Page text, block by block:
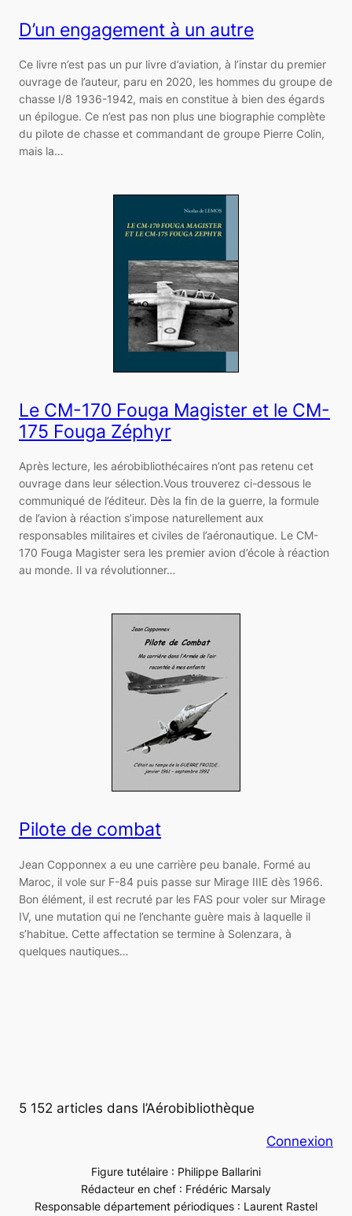
D’un engagement à un autre
Ce livre n’est pas un pur livre d’aviation, à l’instar du premier
ouvrage de l’auteur, paru en 2020, les hommes du groupe de
chasse I/8 1936-1942, mais en constitue à bien des égards
un épilogue. Ce n’est pas non plus une biographie complète
du pilote de chasse et commandant de groupe Pierre Colin,
mais la…
Le CM-170 Fouga Magister et le CM-
175 Fouga Zéphyr
Après lecture, les aérobibliothécaires n’ont pas retenu cet
ouvrage dans leur sélection.Vous trouverez ci-dessous le
communiqué de l’éditeur. Dès la fin de la guerre, la formule
de l’avion à réaction s’impose naturellement aux
responsables militaires et civiles de l’aéronautique. Le CM-
170 Fouga Magister sera les premier avion d’école à réaction
au monde. Il va révolutionner…
Pilote de combat
Jean Copponnex a eu une carrière peu banale. Formé au
Maroc, il vole sur F-84 puis passe sur Mirage IIIE dès 1966.
Bon élément, il est recruté par les FAS pour voler sur Mirage
IV, une mutation qui ne l’enchante guère mais à laquelle il
s’habitue. Cette affectation se termine à Solenzara, à
quelques nautiques…
5 152 articles dans l’Aérobibliothèque
Connexion
Figure tutélaire : Philippe Ballarini
Rédacteur en chef : Frédéric Marsaly
Responsable département périodiques : Laurent Rastel